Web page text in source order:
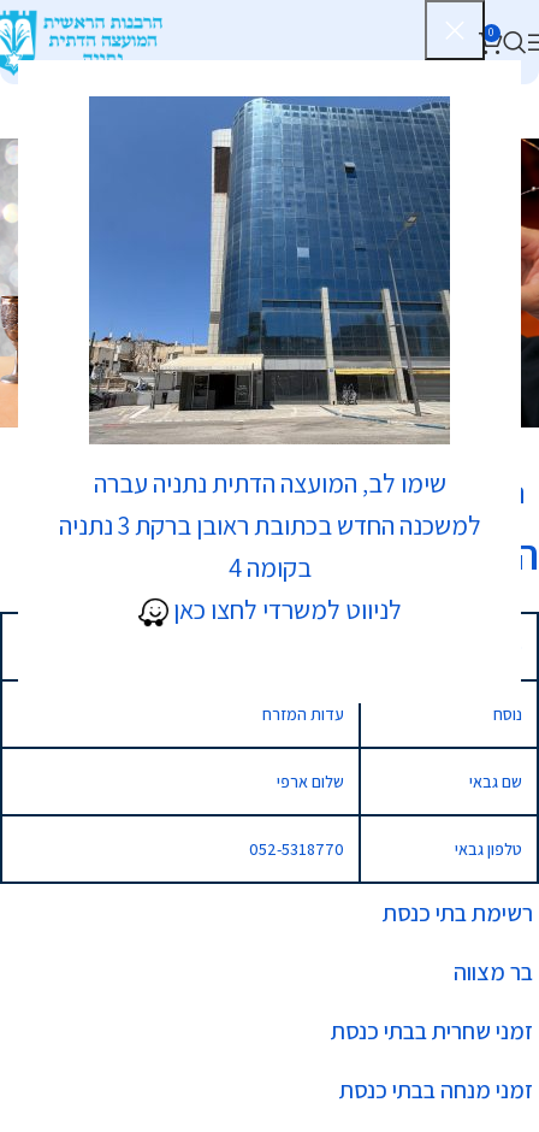
שימו לב, המועצה הדתית נתניה עברה
למשכנה החדש בכתובת ראובן ברקת 3 נתניה
בקומה 4
לניווט למשרדי לחצו כאן
0
בתי כנסת
רשימת בתי כנסת
בר מצווה
זמני שחרית בבתי כנסת
זמני מנחה בבתי כנסת
נווט לכאן:
הרב שלום גדז'
נוסח עדות המזרח
שם גבאי שלום ארפי
טלפון גבאי 052-5318770